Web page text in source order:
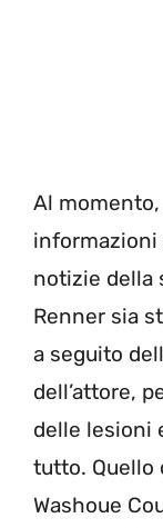
Al
informazioni
notizie della
Renner sia
a seguito
dell’attore,
delle lesioni
tutto. Quello
Washoue